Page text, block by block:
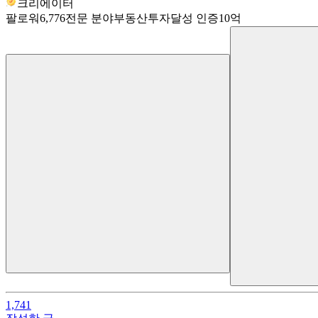
크리에이터
팔로워6,776전문 분야부동산투자달성 인증10억
1,741